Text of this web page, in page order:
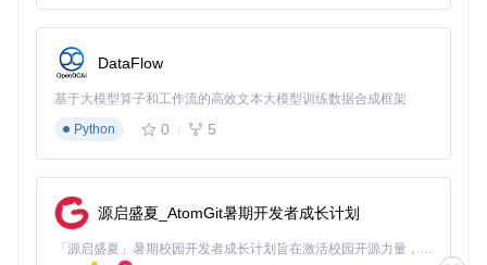
DataFlow
基于大模型算子和工作流的高效文本大模型训练数据合成框架
Python
0 5
源启盛夏_AtomGit暑期开发者成长计划
「源启盛夏」暑期校园开发者成长计划旨在激活校园开源力量，通过积分激励、认证扶持、资源倾斜等形式，引导高校组织和开发者完成「入驻 — 建项目 — 做贡献 — 获认证 — 得资源」的完整闭环。无论你是想带领社团入驻平台的组织者，还是希望用代码贡献证明自己的开发者，都能在这里找到属于你的成长路径。